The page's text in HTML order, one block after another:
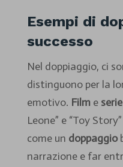
Esempi di
successo
Nel doppiaggio, ci
distinguono per la
emotivo. Film e
Leone” e “Toy
come un doppaggio
narrazione e far